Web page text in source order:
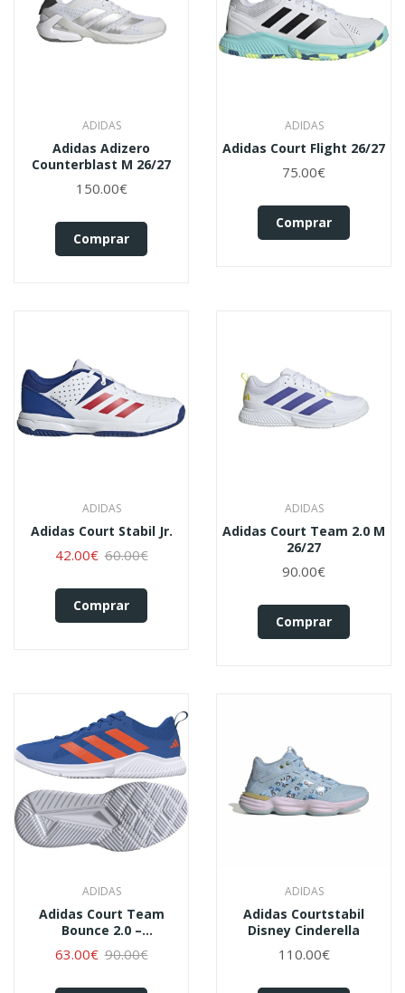
ADIDAS
Adidas Adizero
Counterblast M 26/27
150.00€
Comprar
ADIDAS
Adidas Court Flight 26/27
75.00€
Comprar
ADIDAS
Adidas Court Stabil Jr.
42.00€ 60.00€
Comprar
ADIDAS
Adidas Court Team 2.0 M
26/27
90.00€
Comprar
ADIDAS
Adidas Court Team
Bounce 2.0 –
Azul/Laranja
63.00€ 90.00€
ADIDAS
Adidas Courtstabil
Disney Cinderella
110.00€